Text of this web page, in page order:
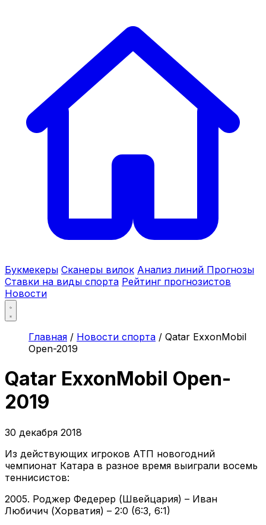
Букмекеры Сканеры вилок Анализ линий Прогнозы
Ставки на виды спорта Рейтинг прогнозистов
Новости
Главная / Новости спорта / Qatar ExxonMobil
Open-2019
Qatar ExxonMobil Open-
2019
30 декабря 2018
Из действующих игроков АТП новогодний
чемпионат Катара в разное время выиграли восемь
теннисистов:
2005. Роджер Федерер (Швейцария) – Иван
Любичич (Хорватия) – 2:0 (6:3, 6:1)